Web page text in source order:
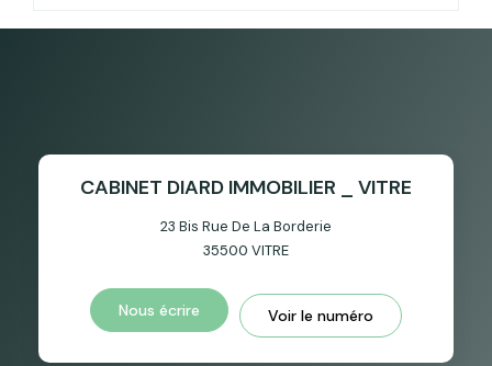
CABINET DIARD IMMOBILIER _ VITRE
23 Bis Rue De La Borderie
35500 VITRE
Nous écrire Voir le numéro